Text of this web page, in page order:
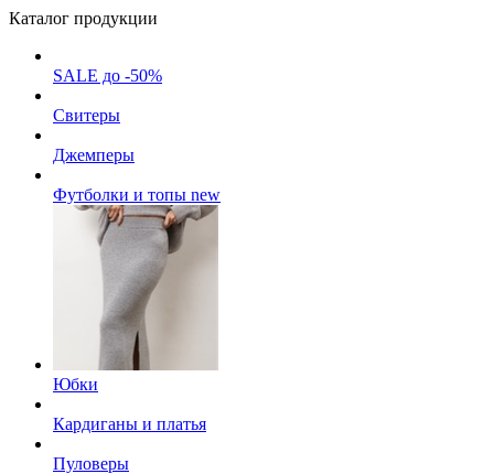
Каталог продукции
SALE до -50%
Свитеры
Джемперы
Футболки и топы new
Юбки
Кардиганы и платья
Пуловеры